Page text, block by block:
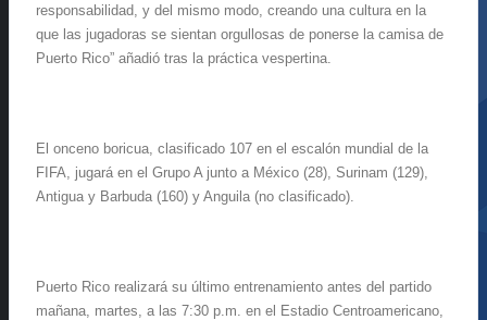
responsabilidad, y del mismo modo, creando una cultura en la
que las jugadoras se sientan orgullosas de ponerse la camisa de
Puerto Rico” añadió tras la práctica vespertina.
El onceno boricua, clasificado 107 en el escalón mundial de la
FIFA, jugará en el Grupo A junto a México (28), Surinam (129),
Antigua y Barbuda (160) y Anguila (no clasificado).
Puerto Rico realizará su último entrenamiento antes del partido
mañana, martes, a las 7:30 p.m. en el Estadio Centroamericano,